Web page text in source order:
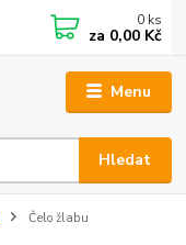
Menu
Hledat
0 ks
za 0,00 Kč
Čelo žlabu